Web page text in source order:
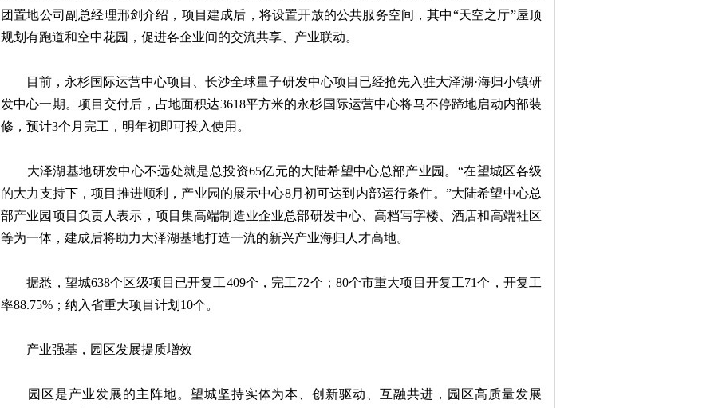
团置地公司副总经理邢剑介绍，项目建成后，将设置开放的公共服务空间，其中“天空之厅”屋顶
规划有跑道和空中花园，促进各企业间的交流共享、产业联动。
目前，永杉国际运营中心项目、长沙全球量子研发中心项目已经抢先入驻大泽湖·海归小镇研
发中心一期。项目交付后，占地面积达3618平方米的永杉国际运营中心将马不停蹄地启动内部装
修，预计3个月完工，明年初即可投入使用。
大泽湖基地研发中心不远处就是总投资65亿元的大陆希望中心总部产业园。“在望城区各级
的大力支持下，项目推进顺利，产业园的展示中心8月初可达到内部运行条件。”大陆希望中心总
部产业园项目负责人表示，项目集高端制造业企业总部研发中心、高档写字楼、酒店和高端社区
等为一体，建成后将助力大泽湖基地打造一流的新兴产业海归人才高地。
据悉，望城638个区级项目已开复工409个，完工72个；80个市重大项目开复工71个，开复工
率88.75%；纳入省重大项目计划10个。
产业强基，园区发展提质增效
园区是产业发展的主阵地。望城坚持实体为本、创新驱动、互融共进，园区高质量发展